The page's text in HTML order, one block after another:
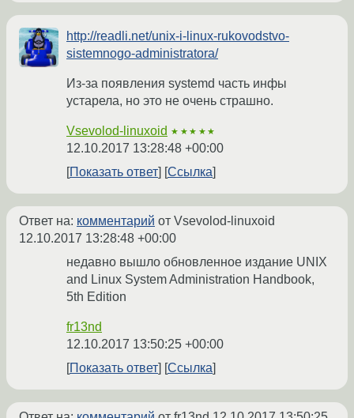
http://readli.net/unix-i-linux-rukovodstvo-
sistemnogo-administratora/
Из-за появления systemd часть инфы
устарела, но это не очень страшно.
Vsevolod-linuxoid ★★★★★
12.10.2017 13:28:48 +00:00
Показать ответ
Ссылка
Ответ на: комментарий от Vsevolod-linuxoid
12.10.2017 13:28:48 +00:00
недавно вышло обновленное издание UNIX
and Linux System Administration Handbook,
5th Edition
fr13nd
12.10.2017 13:50:25 +00:00
Показать ответ
Ссылка